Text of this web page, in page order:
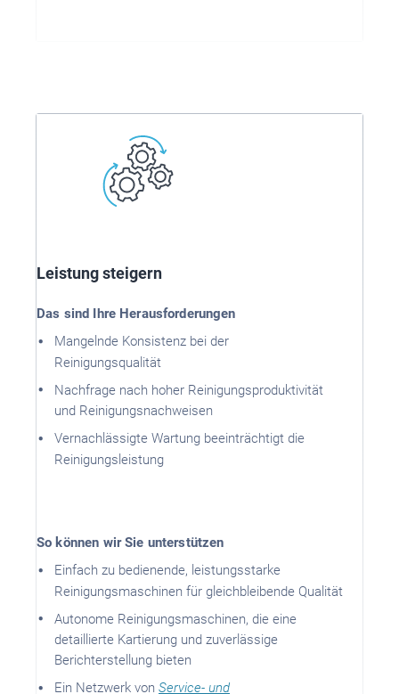
Leistung steigern
Das sind Ihre Herausforderungen
Mangelnde Konsistenz bei der
Reinigungsqualität
Nachfrage nach hoher Reinigungsproduktivität
und Reinigungsnachweisen
Vernachlässigte Wartung beeinträchtigt die
Reinigungsleistung
So können wir Sie unterstützen
Einfach zu bedienende, leistungsstarke
Reinigungsmaschinen für gleichbleibende Qualität
Autonome Reinigungsmaschinen, die eine
detaillierte Kartierung und zuverlässige
Berichterstellung bieten
Ein Netzwerk von Service- und